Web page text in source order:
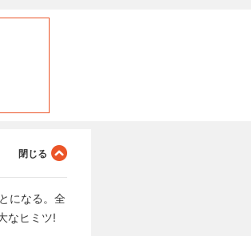
になる。全
なヒミツ!